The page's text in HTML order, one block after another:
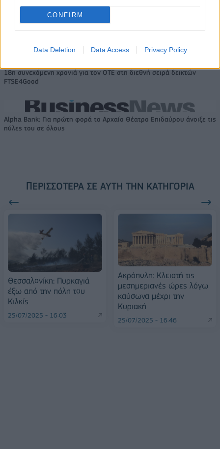
CONFIRM
Data Deletion Data Access Privacy Policy
Το FIAT 500 Hybrid τώρα από
Ατρόμητος και Novibet
18η συνεχόμενη χρονιά για τον ΟΤΕ στη διεθνή σειρά δεικτών
FTSE4Good
Alpha Bank: Για πρώτη φορά το Αρχαίο Θέατρο Επιδαύρου άνοιξε τις
πύλες του σε όλους
ΠΕΡΙΣΣΌΤΕΡΑ ΣΕ ΑΥΤΉ ΤΗΝ ΚΑΤΗΓΟΡΊΑ
Θεσσαλονίκη: Πυρκαγιά
έξω από την πόλη του
Κιλκίς
25/07/2025 - 16:03
Ακρόπολη: Κλειστή τις
μεσημεριανές ώρες λόγω
καύσωνα μέχρι την
Κυριακή
25/07/2025 - 16:46